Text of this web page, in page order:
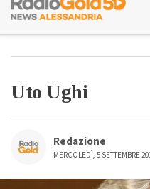
Uto Ughi
Redazione
MERCOLEDÌ, 5 SETTEMBRE